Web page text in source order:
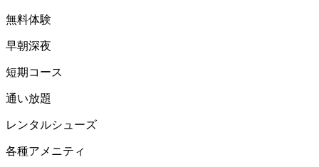
無料体験
早朝深夜
短期コース
通い放題
レンタルシューズ
各種アメニティ